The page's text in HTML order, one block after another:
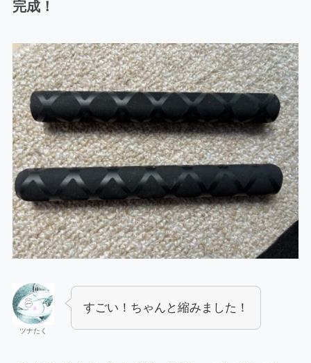
完成！
ツナたく
すごい！ちゃんと縮みました！